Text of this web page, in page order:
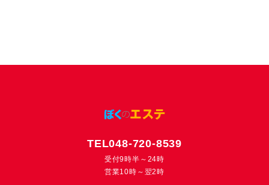
TEL048-720-8539
受付9時半～24時
営業10時～翌2時